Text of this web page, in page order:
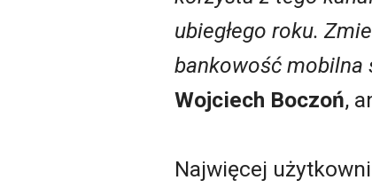
ubiegłego roku.
bankowość mobilna
Wojciech Boczoń,
Najwięcej